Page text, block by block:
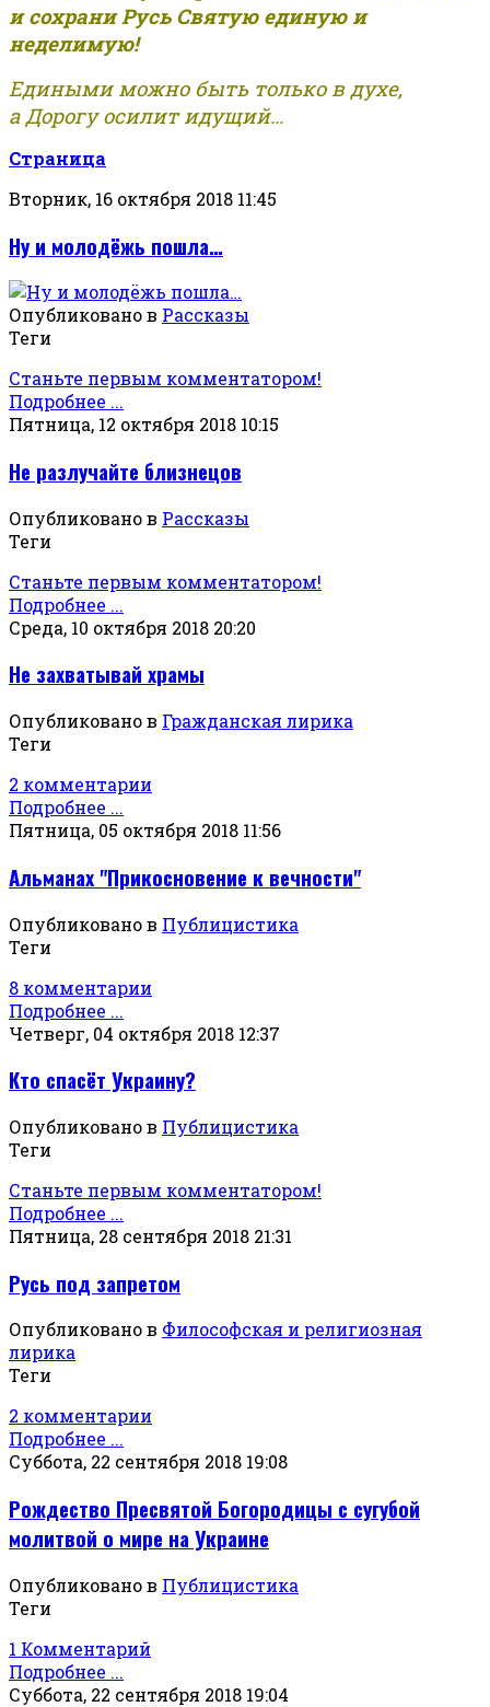
и сохрани Русь Святую единую и
неделимую!
Едиными можно быть только в духе,
а Дорогу осилит идущий...
Страница
Вторник, 16 октября 2018 11:45
Ну и молодёжь пошла…
Опубликовано в Рассказы
Теги
Станьте первым комментатором!
Подробнее ...
Пятница, 12 октября 2018 10:15
Не разлучайте близнецов
Опубликовано в Рассказы
Теги
Станьте первым комментатором!
Подробнее ...
Среда, 10 октября 2018 20:20
Не захватывай храмы
Опубликовано в Гражданская лирика
Теги
2 комментарии
Подробнее ...
Пятница, 05 октября 2018 11:56
Альманах "Прикосновение к вечности"
Опубликовано в Публицистика
Теги
8 комментарии
Подробнее ...
Четверг, 04 октября 2018 12:37
Кто спасёт Украину?
Опубликовано в Публицистика
Теги
Станьте первым комментатором!
Подробнее ...
Пятница, 28 сентября 2018 21:31
Русь под запретом
Опубликовано в Философская и религиозная
лирика
Теги
2 комментарии
Подробнее ...
Суббота, 22 сентября 2018 19:08
Рождество Пресвятой Богородицы с сугубой
молитвой о мире на Украине
Опубликовано в Публицистика
Теги
1 Комментарий
Подробнее ...
Суббота, 22 сентября 2018 19:04